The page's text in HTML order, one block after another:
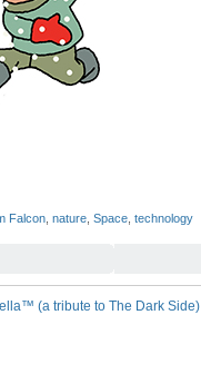
Falcon nature Space technology
(a tribute to The Dark Side)